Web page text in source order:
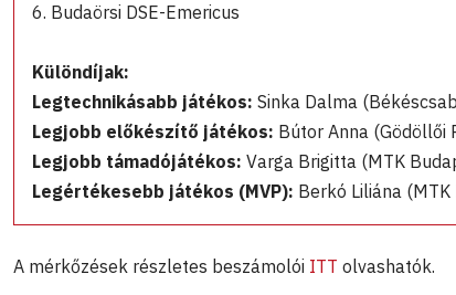
6. Budaörsi DSE-Emericus
Különdíjak:
Legtechnikásabb játékos: Sinka Dalma
Legjobb előkészítő játékos: Bútor Anna (Gödöllői
Legjobb támadójátékos: Varga Brigitta (MTK
Legértékesebb játékos (MVP): Berkó Liliána
A mérkőzések részletes beszámolói ITT olvashatók.